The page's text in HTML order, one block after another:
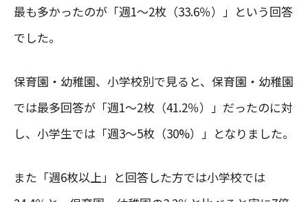
最も多かったのが「週1～2枚（33.6％）」という回答
でした。
保育園・幼稚園、小学校別で見ると、保育園・幼稚園
では最多回答が「週1～2枚（41.2％）」だったのに対
し、小学生では「週3～5枚（30%）」となりました。
また「週6枚以上」と回答した方では小学校では